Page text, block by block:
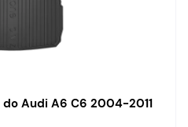
Audi A6 C6 2004-2011